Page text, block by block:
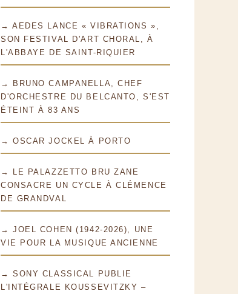
→ AEDES LANCE « VIBRATIONS »,
SON FESTIVAL D'ART CHORAL, À
L'ABBAYE DE SAINT-RIQUIER
→ BRUNO CAMPANELLA, CHEF
D'ORCHESTRE DU BELCANTO, S'EST
ÉTEINT À 83 ANS
→ OSCAR JOCKEL À PORTO
→ LE PALAZZETTO BRU ZANE
CONSACRE UN CYCLE À CLÉMENCE
DE GRANDVAL
→ JOEL COHEN (1942-2026), UNE
VIE POUR LA MUSIQUE ANCIENNE
→ SONY CLASSICAL PUBLIE
L'INTÉGRALE KOUSSEVITZKY –